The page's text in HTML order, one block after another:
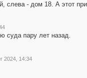
слева - дом 18. А этот
суда пару лет назад.
2024, 14:34